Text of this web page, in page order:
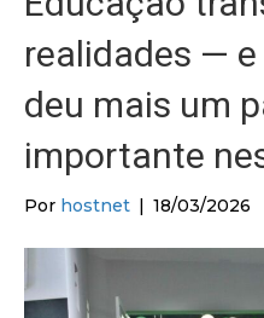
realidades —
deu mais um
importante
Por hostnet | 18/03/2026